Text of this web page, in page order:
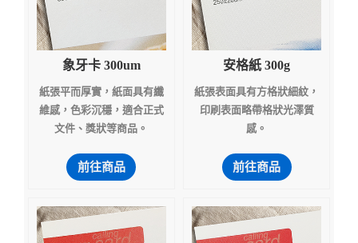
象牙卡 300um
紙張平而厚實，紙面具有纖
維感，色彩沉穩，適合正式
文件、獎狀等商品。
前往商品
安格紙 300g
紙張表面具有方格狀細紋，
印刷表面略帶格狀光澤質
感。
前往商品